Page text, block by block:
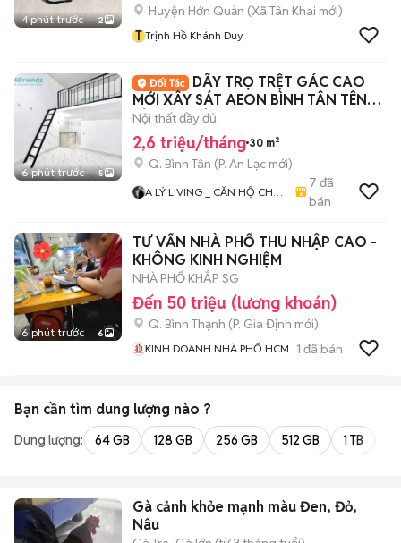
4 phút trước 2
Huyện Hớn Quản (Xã Tân Khai mới)
T Trịnh Hồ Khánh Duy
6 phút trước 5
DÃY TRỌ TRỆT GÁC CAO
MỚI XÂY SÁT AEON BÌNH TÂN TÊN
LỬA MỚI TỈNH LỘ 10
Nội thất đầy đủ
2,6 triệu/tháng 30 m²
Q. Bình Tân (P. An Lạc mới)
A LÝ LIVING _ CĂN HỘ CHO
CHUNG CƯ - NHÀ Ở
7 đã
bán
6 phút trước 6
TƯ VẤN NHÀ PHỐ THU NHẬP CAO -
KHÔNG KINH NGHIỆM
NHÀ PHỐ KHẮP SG
Đến 50 triệu (lương khoán)
Q. Bình Thạnh (P. Gia Định mới)
KINH DOANH NHÀ PHỐ HCM 1 đã bán
Bạn cần tìm dung lượng nào ?
Dung lượng: 64 GB 128 GB 256 GB 512 GB 1 TB
Gà cảnh khỏe mạnh màu Đen, Đỏ,
Nâu